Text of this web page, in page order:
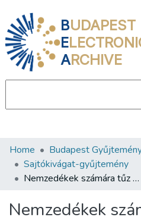
BUDAPEST
E
ARCHIVE
Communities & Collections
All of DSpace
Home Budapest
Sajtókivágat-gyűjtemény
Nemzedékek számára tűz ki feladatot Budapest első szocialilsta városrendezési terve
Nemzedékek